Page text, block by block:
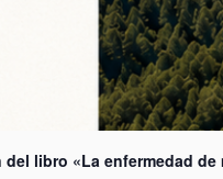
del libro «La enfermedad de